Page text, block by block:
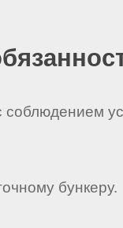
соблюдением
бункеру.